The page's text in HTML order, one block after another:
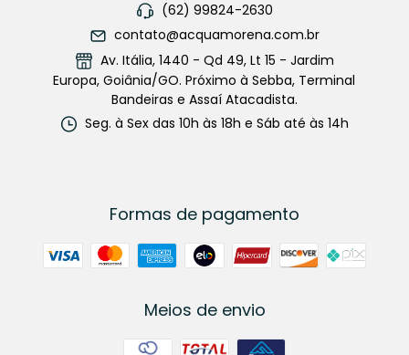
(62) 99824-2630
contato@acquamorena.com.br
Av. Itália, 1440 - Qd 49, Lt 15 - Jardim
Europa, Goiânia/GO. Próximo à Sebba, Terminal
Bandeiras e Assaí Atacadista.
Seg. à Sex das 10h às 18h e Sáb até às 14h
Formas de pagamento
Meios de envio